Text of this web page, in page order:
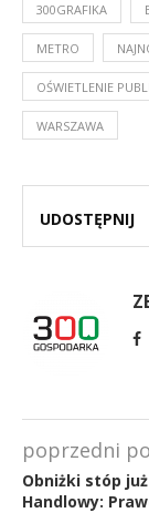
300GRAFIKA
METRO
OŚWIETLENIE
WARSZAWA
UDOSTĘPNIJ
poprzedni
Obniżki stóp
Handlowy: